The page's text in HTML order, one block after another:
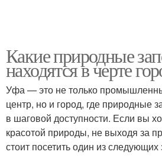
Какие природные
находятся в черте
Уфа — это не только
центр, но и город, где природные
в шаговой доступности. Если вы
красотой природы, не выходя за
стоит посетить один из следующих